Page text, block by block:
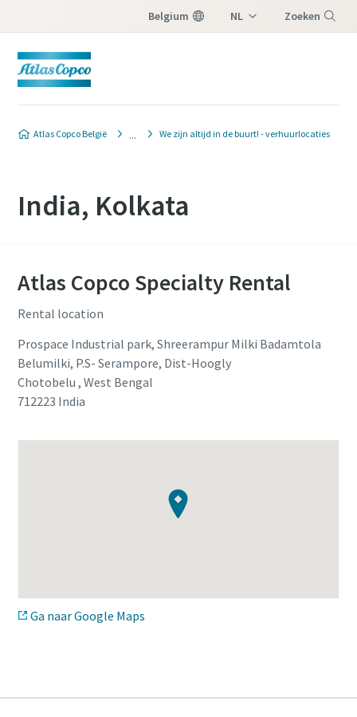
Belgium NL Zoeken
Atlas Copco België We zijn altijd in de buurt! - verhuurlocaties
India, Kolkata
Atlas Copco Specialty Rental
Rental location
Prospace Industrial park, Shreerampur Milki Badamtola
Belumilki, P.S- Serampore, Dist-Hoogly
Chotobelu , West Bengal
712223 India
Ga naar Google Maps